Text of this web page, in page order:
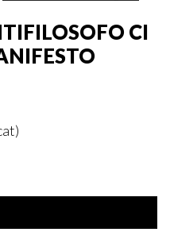
CI